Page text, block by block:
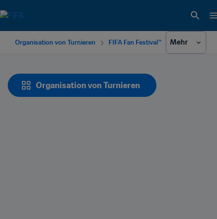
Organisation von Turnieren FIFA Fan Festival™ Mehr
Organisation von Turnieren